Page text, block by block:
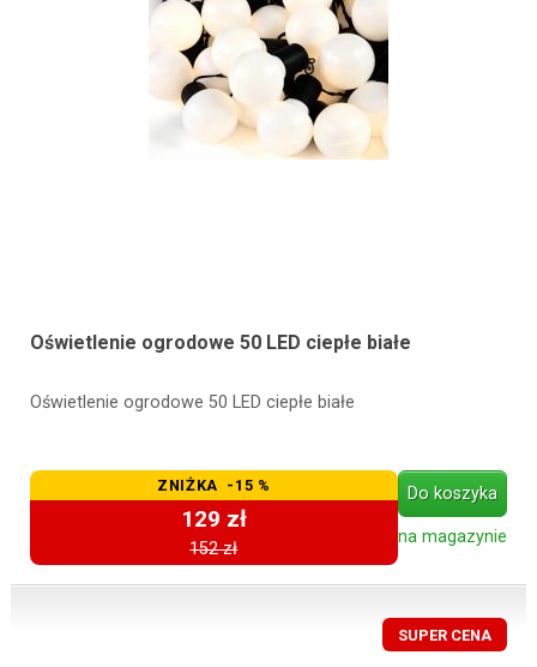
Oświetlenie ogrodowe 50 LED ciepłe białe
Oświetlenie ogrodowe 50 LED ciepłe białe
ZNIŻKA -15 %
129 zł
152 zł
Do koszyka
na magazynie
SUPER CENA